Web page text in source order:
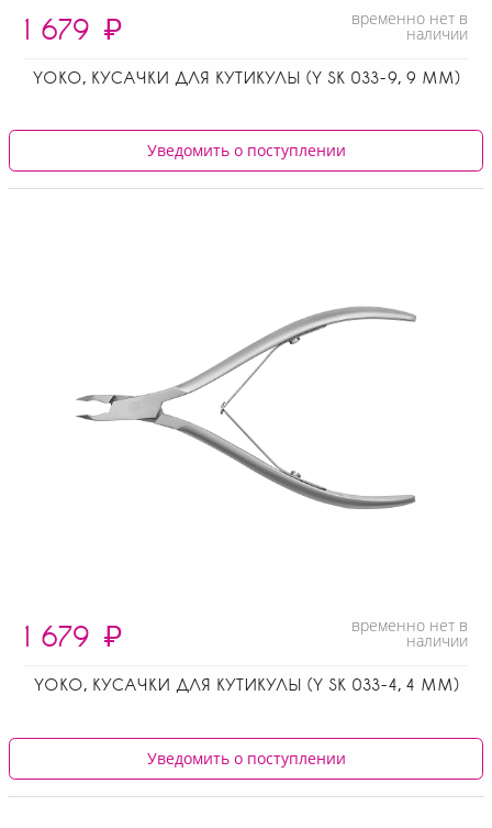
1 679 ₽ временно нет в
наличии
YOKO, КУСАЧКИ ДЛЯ КУТИКУЛЫ (Y SK 033-9, 9 ММ)
Уведомить о поступлении
1 679 ₽ временно нет в
наличии
YOKO, КУСАЧКИ ДЛЯ КУТИКУЛЫ (Y SK 033-4, 4 ММ)
Уведомить о поступлении